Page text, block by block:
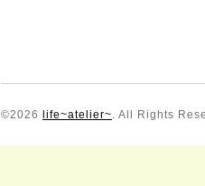
©2026 life~atelier~. All Rights